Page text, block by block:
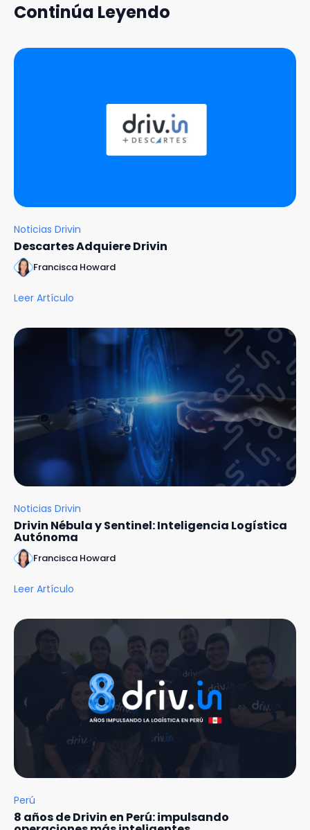
Continúa Leyendo
Noticias Drivin
Descartes Adquiere Drivin
Francisca Howard
Leer Artículo
Noticias Drivin
Drivin Nébula y Sentinel: Inteligencia Logística
Autónoma
Francisca Howard
Leer Artículo
Perú
8 años de Drivin en Perú: impulsando